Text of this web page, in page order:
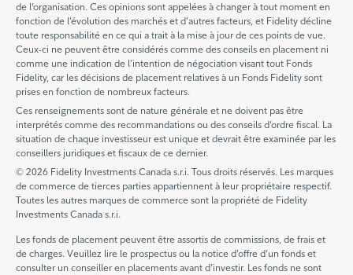
de l’organisation. Ces opinions sont appelées à changer à tout moment en
fonction de l’évolution des marchés et d’autres facteurs, et Fidelity décline
toute responsabilité en ce qui a trait à la mise à jour de ces points de vue.
Ceux-ci ne peuvent être considérés comme des conseils en placement ni
comme une indication de l’intention de négociation visant tout Fonds
Fidelity, car les décisions de placement relatives à un Fonds Fidelity sont
prises en fonction de nombreux facteurs.
Ces renseignements sont de nature générale et ne doivent pas être
interprétés comme des recommandations ou des conseils d’ordre fiscal. La
situation de chaque investisseur est unique et devrait être examinée par les
conseillers juridiques et fiscaux de ce dernier.
© 2026 Fidelity Investments Canada s.r.i. Tous droits réservés. Les marques
de commerce de tierces parties appartiennent à leur propriétaire respectif.
Toutes les autres marques de commerce sont la propriété de Fidelity
Investments Canada s.r.i.
Les fonds de placement peuvent être assortis de commissions, de frais et
de charges. Veuillez lire le prospectus ou la notice d’offre d’un fonds et
consulter un conseiller en placements avant d’investir. Les fonds ne sont